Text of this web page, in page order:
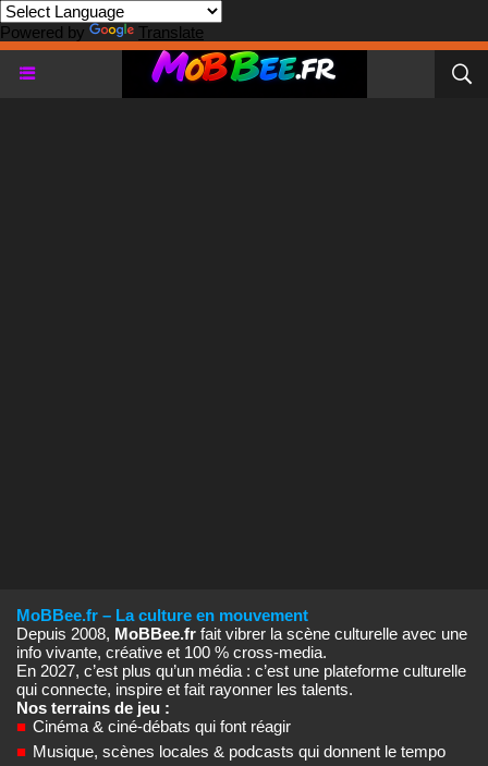
Powered by Translate
MoBBee.fr – La culture en mouvement
Depuis 2008, MoBBee.fr fait vibrer la scène culturelle avec une
info vivante, créative et 100 % cross‑media.
En 2027, c’est plus qu’un média : c’est une plateforme culturelle
qui connecte, inspire et fait rayonner les talents.
Nos terrains de jeu :
■ Cinéma & ciné‑débats qui font réagir
■ Musique, scènes locales & podcasts qui donnent le tempo